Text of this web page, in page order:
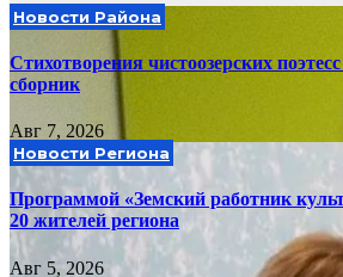
Новости Района
Стихотворения чистоозерских
сборник
Авг 7, 2026
Новости Региона
Программой «Земский работник
20 жителей региона
Авг 5, 2026